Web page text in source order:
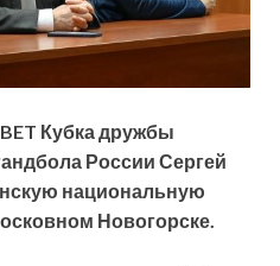
Кубка дружбы
России Сергей
национальную
Новогорске.